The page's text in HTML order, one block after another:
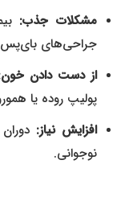
مشکلات جذب:
جراحی‌های بای‌پس
از دست دادن خون:
پولیپ روده یا
افزایش نیاز:دوران
نوجوانی.